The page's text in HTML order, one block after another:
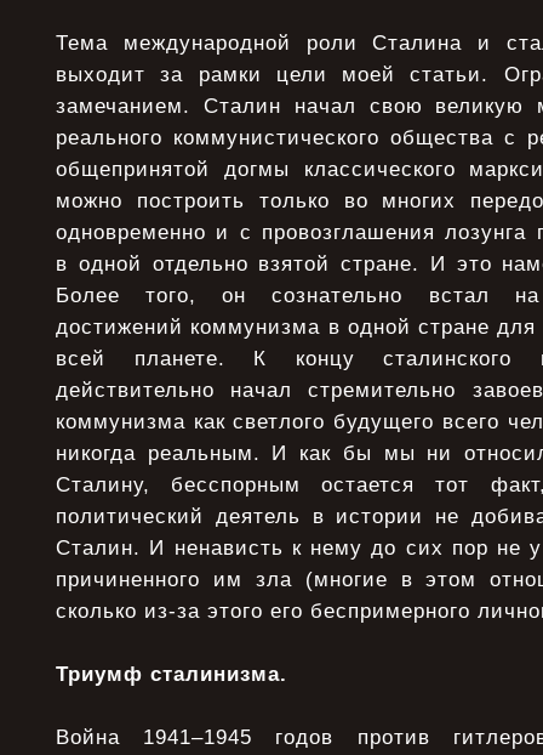
Тема международной роли Сталина и
выходит за рамки цели моей статьи.
замечанием. Сталин начал свою великую
реального коммунистического общества с
общепринятой догмы классического
можно построить только во многих
одновременно и с провозглашения лозунга
в одной отдельно взятой стране. И это
Более того, он сознательно встал на
достижений коммунизма в одной стране для
всей планете. К концу сталинского
действительно начал стремительно
коммунизма как светлого будущего всего
никогда реальным. И как бы мы ни
Сталину, бесспорным остается тот
политический деятель в истории не
Сталин. И ненависть к нему до сих пор не
причиненного им зла (многие в этом
сколько из-за этого его беспримерного
Триумф сталинизма.
Война 1941–1945 годов против